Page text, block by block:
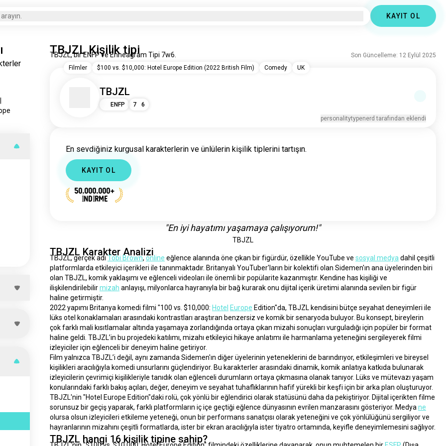
KAYIT OL
TBJZL Kişilik tipi
TBJZL, bir ENFP ve Enneagram Tipi 7w6. Son Güncelleme: 12 Eylül 2025
TBJZL
ENFP 7 6
Filmler $100 vs. $10,000: Hotel Europe Edition (2022 British Film) Comedy UK
personalitytypenerd tarafından eklendi
En sevdiğiniz kurgusal karakterlerin ve ünlülerin kişilik tiplerini tartışın.
KAYIT OL
50.000.000+
İNDİRME
"En iyi hayatımı yaşamaya çalışıyorum!"
TBJZL
TBJZL Karakter Analizi
TBJZL, gerçek adı Tobi Brown, online eğlence alanında öne çıkan bir figürdür, özellikle YouTube ve sosyal medya dahil çeşitli
platformlarda etkileyici içerikleri ile tanınmaktadır. Britanyalı YouTuber'ların bir kolektifi olan Sidemen'ın ana üyelerinden biri
olan TBJZL, komik yaklaşımı ve eğlenceli videoları ile önemli bir popülarite kazanmıştır. Kendine has kişiliği ve
ilişkilendirilebilir mizah anlayışı, milyonlarca hayranıyla bir bağ kurarak onu dijital içerik üretimi alanında sevilen bir figür
haline getirmiştir.
2022 yapımı Britanya komedi filmi "100 vs. $10,000: Hotel Europe Edition"da, TBJZL kendisini bütçe seyahat deneyimleri ile
lüks otel konaklamaları arasındaki kontrastları araştıran benzersiz ve komik bir senaryoda buluyor. Bu konsept, bireylerin
çok farklı mali kısıtlamalar altında yaşamaya zorlandığında ortaya çıkan mizahi sonuçları vurguladığı için popüler bir format
haline geldi. TBJZL’in bu projedeki katılımı, mizahı etkileyici hikaye anlatımı ile harmanlama yeteneğini sergileyerek filmi
izleyiciler için eğlenceli bir deneyim haline getiriyor.
Film yalnızca TBJZL’i değil, aynı zamanda Sidemen'ın diğer üyelerinin yeteneklerini de barındırıyor, etkileşimleri ve bireysel
kişilikleri aracılığıyla komedi unsurlarını güçlendiriyor. Bu karakterler arasındaki dinamik, komik anlatıya katkıda bulunarak
izleyicilerin çevrimiçi kişilikleriyle tanıdık olan eğlenceli durumların ortaya çıkmasına olanak tanıyor. Lüks ve mütevazı yaşam
konularındaki farklı bakış açıları, değer, deneyim ve seyahat tuhaflıklarının hafif yürekli bir keşfi için bir arka plan oluşturuyor.
TBJZL'nin "Hotel Europe Edition"daki rolü, çok yönlü bir eğlendirici olarak statüsünü daha da pekiştiriyor. Dijital içerikten filme
sorunsuz bir geçiş yaparak, farklı platformların iç içe geçtiği eğlence dünyasının evrilen manzarasını gösteriyor. Medya ne
olursa olsun izleyicileri etkileme yeteneği, onun bir performans sanatçısı olarak yeteneğini ve çok yönlülüğünü sergiliyor ve
hayranlarının mizahını çeşitli formatlarda, ister bir ekran aracılığıyla ister tiyatro ortamında, keyifle deneyimlemesini sağlıyor.
TBJZL hangi 16 kişilik tipine sahip?